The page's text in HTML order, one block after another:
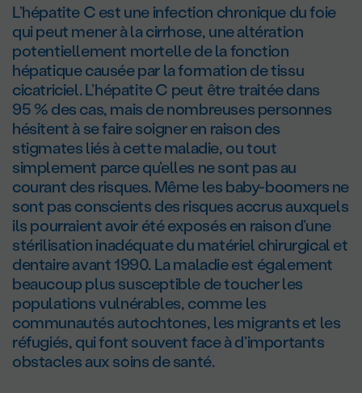
L’hépatite C est une infection chronique du foie
qui peut mener à la cirrhose, une altération
potentiellement mortelle de la fonction
hépatique causée par la formation de tissu
cicatriciel. L’hépatite C peut être traitée dans
95 % des cas, mais de nombreuses personnes
hésitent à se faire soigner en raison des
stigmates liés à cette maladie, ou tout
simplement parce qu’elles ne sont pas au
courant des risques. Même les baby-boomers ne
sont pas conscients des risques accrus auxquels
ils pourraient avoir été exposés en raison d’une
stérilisation inadéquate du matériel chirurgical et
dentaire avant 1990. La maladie est également
beaucoup plus susceptible de toucher les
populations vulnérables, comme les
communautés autochtones, les migrants et les
réfugiés, qui font souvent face à d’importants
obstacles aux soins de santé.